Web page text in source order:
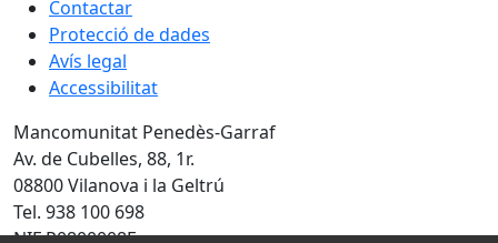
Contactar
Protecció de dades
Avís legal
Accessibilitat
Mancomunitat Penedès-Garraf
Av. de Cubelles, 88, 1r.
08800 Vilanova i la Geltrú
Tel. 938 100 698